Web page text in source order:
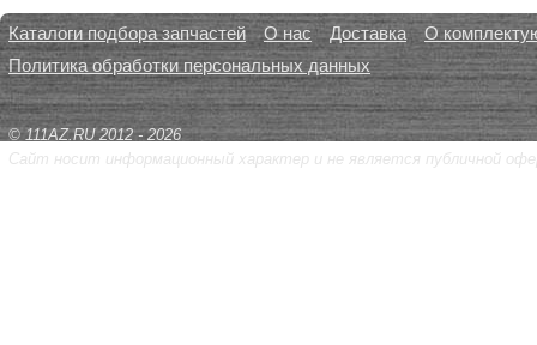
Каталоги подбора запчастей О нас Доставка
О
Политика обработки персональных данных
© 111AZ.RU 2012 - 2026
Сайт носит информационный характер и не является публичной